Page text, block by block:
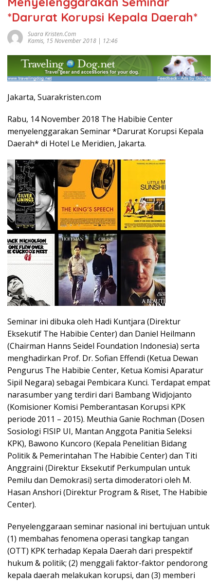
*Darurat Korupsi Kepala Daerah*
Suara Kristen.com
Kamis, 15 November 2018 | 12:46
Jakarta, Suarakristen.com
Rabu, 14 November 2018 The Habibie Center
menyelenggarakan Seminar *Darurat Korupsi Kepala
Daerah* di Hotel Le Meridien, Jakarta.
Seminar ini dibuka oleh Hadi Kuntjara (Direktur
Eksekutif The Habibie Center) dan Daniel Heilmann
(Chairman Hanns Seidel Foundation Indonesia) serta
menghadirkan Prof. Dr. Sofian Effendi (Ketua Dewan
Pengurus The Habibie Center, Ketua Komisi Aparatur
Sipil Negara) sebagai Pembicara Kunci. Terdapat empat
narasumber yang terdiri dari Bambang Widjojanto
(Komisioner Komisi Pemberantasan Korupsi KPK
periode 2011 – 2015). Meuthia Ganie Rochman (Dosen
Sosiologi FISIP UI, Mantan Anggota Panitia Seleksi
KPK), Bawono Kuncoro (Kepala Penelitian Bidang
Politik & Pemerintahan The Habibie Center) dan Titi
Anggraini (Direktur Eksekutif Perkumpulan untuk
Pemilu dan Demokrasi) serta dimoderatori oleh M.
Hasan Anshori (Direktur Program & Riset, The Habibie
Center).
Penyelenggaraan seminar nasional ini bertujuan untuk
(1) membahas fenomena operasi tangkap tangan
(OTT) KPK terhadap Kepala Daerah dari prespektif
hukum & politik; (2) menggali faktor-faktor pendorong
kepala daerah melakukan korupsi, dan (3) memberi